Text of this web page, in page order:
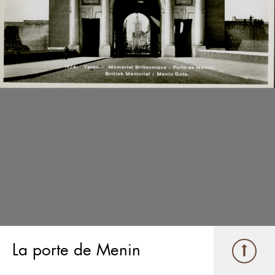
La porte de Menin